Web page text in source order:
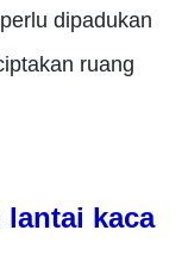
dipadukan
ruang
kaca